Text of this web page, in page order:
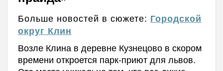
Больше новостей в сюжете: Городской
округ Клин
Возле Клина в деревне Кузнецово в скором
времени откроется парк-приют для львов.